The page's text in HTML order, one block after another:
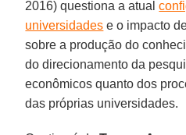
2016) questiona a atual
universidades e o impacto
sobre a produção do
do direcionamento da
econômicos quanto dos
das próprias universidades.